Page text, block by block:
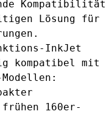
Kompatibilität
Lösung für
InkJet
kompatibel mit
160er-